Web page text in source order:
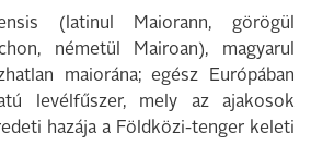
(latinul Maiorann, görögül
németül Mairoan), magyarul
maiorána; egész Európában
levélfűszer, mely az ajakosok
hazája a Földközi-tenger keleti